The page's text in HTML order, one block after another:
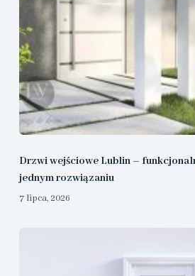
Drzwi wejściowe Lublin –
jednym rozwiązaniu
7 lipca, 2026